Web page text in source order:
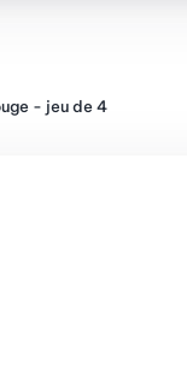
- jeu de 4